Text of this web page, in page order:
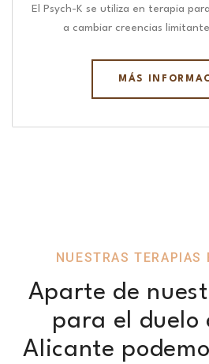
El Psych-K se utiliza en terapia
a cambiar creencias
MÁS
NUESTRAS TERAPIAS
Aparte de
para el duelo
Alicante